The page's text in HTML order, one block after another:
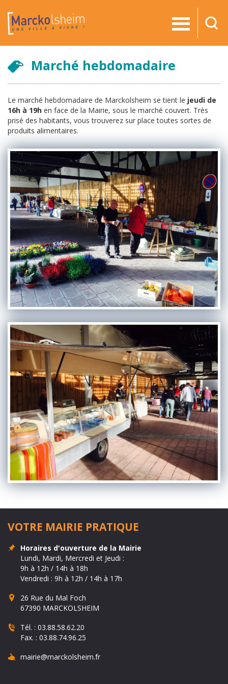
Marché hebdomadaire
Le marché hebdomadaire de Marckolsheim se tient le jeudi de
16h à 19h en face de la Mairie, sous le marché couvert. Très
prisé des habitants, vous trouverez sur place toutes sortes de
produits alimentaires.
VOTRE MAIRIE PRATIQUE
Horaires d'ouverture de la Mairie
Lundi, Mardi, Mercredi et Jeudi :
9h à 12h / 14h à 18h
Vendredi : 9h à 12h / 14h à 17h
26 Rue du Mal Foch
67390 MARCKOLSHEIM
Tél. : 03.88.58.62.20
Fax. : 03.88.74.96.25
mairie@marckolsheim.fr